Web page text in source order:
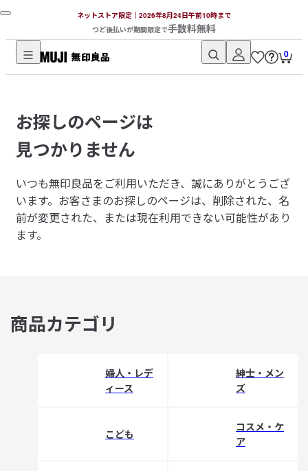
ネットストア限定｜2026年8月24日午前10時まで
つど後払いが期間限定で手数料無料
無
品
ネ
ッ
ト
ス
ト
ア
0
お探しのページは
見つかりません
いつも無印良品をご利用いただき、誠にありがとうござ
います。 お客さまのお探しのページは、削除された、名
前が変更された、または現在利用できない可能性があり
ます。
商品カテゴリ
婦人・レデ
ィース
紳士・メン
ズ
こども
コスメ・ケ
ア